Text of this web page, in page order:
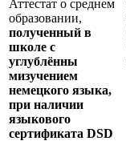
Аттестат о среднем
образовании,
полученный в
школе с
углублённы
мизучением
немецкого языка,
при наличии
языкового
сертификата DSD